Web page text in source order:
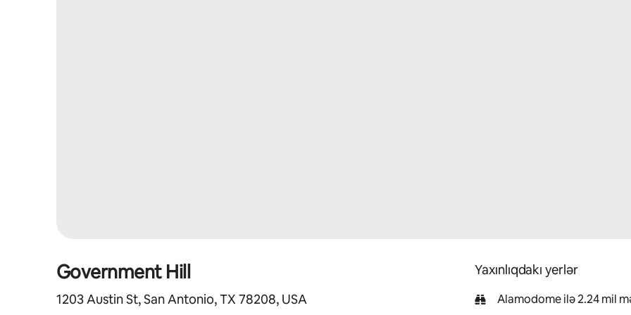
Government Hill
1203 Austin St, San Antonio, TX 78208, USA
Yaxınlıqdakı yerlər
Alamodome ilə 2.24 mil